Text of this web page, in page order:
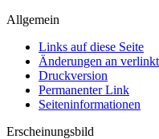
Allgemein
Links auf diese Seite
Änderungen an
Druckversion
Permanenter Link
Seiten­­informationen
Erscheinungsbild